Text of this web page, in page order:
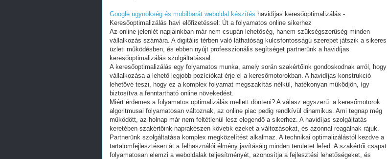
Google ügynökség és mobilbarát weboldal készítés havidíjas keresőoptimalizálás -
Keresőoptimalizálás havi előfizetéssel: Út a folyamatos online sikerhez
Az online jelenlét napjainkban már nem csupán lehetőség, hanem szükségszerűség minden
vállalkozás számára. A digitális térben való láthatóság kulcsfontosságú szerepet játszik a sikeres
üzleti működésben, és ebben nyújt professzionális segítséget partnerünk a havidíjas
keresőoptimalizálás szolgáltatással.
A keresőoptimalizálás egy folyamatos munka, amely során szakértőink gondoskodnak arról, hogy
vállalkozása a lehető legjobb pozíciókat érje el a keresőmotorokban. A havidíjas konstrukció
lehetővé teszi, hogy ez a komplex folyamat megszakítás nélkül, hatékonyan működjön, így
biztosítva a fenntartható online növekedést.
Miért érdemes a folyamatos optimalizálás mellett dönteni? A válasz egyszerű: a keresőmotorok
algoritmusai folyamatosan változnak, az online piac pedig rendkívül dinamikus. Ami tegnap még
működött, az holnap már nem feltétlenül lesz elegendő a sikerhez. A havidíjas szolgáltatás
keretében szakértőink naprakészen követik ezeket a változásokat, és azonnal reagálnak rájuk.
Partnerünk szolgáltatása komplex megközelítést alkalmaz. A technikai optimalizálástól kezdve a
tartalomfejlesztésen át a felhasználói élmény javításáig minden területet lefed. A szakértői csapat
folyamatosan elemzi a weboldalak teljesítményét, azonosítja a fejlesztési lehetőségeket, és